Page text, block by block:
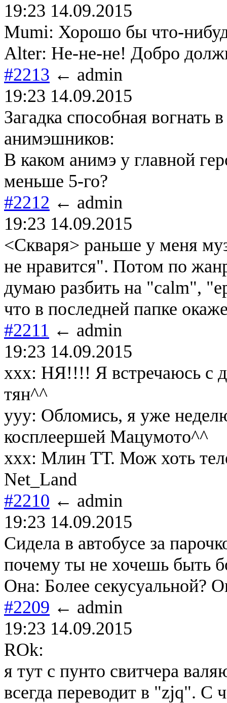
19:23 14.09.2015
Mumi: Хорошо бы что-
Alter: Не-не-не! Добро
#2213 ← admin
19:23 14.09.2015
Загадка способная вогнать
анимэшников:
В каком анимэ у главной
меньше 5-го?
#2212 ← admin
19:23 14.09.2015
<Скваря> раньше у меня
не нравится". Потом по
думаю разбить на "calm",
что в последней папке
#2211 ← admin
19:23 14.09.2015
ххх: НЯ!!!! Я встречаюсь с
тян^^
yyy: Обломись, я уже
косплеершeй Мацумото^^
ххх: Млин ТТ. Мож хоть
Net_Land
#2210 ← admin
19:23 14.09.2015
Сидела в автобусе за
почему ты не хочешь быть
Она: Более секусуальной?
#2209 ← admin
19:23 14.09.2015
ROk:
я тут с пунто свитчера
всегда переводит в "zjq". С